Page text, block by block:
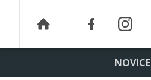
NOVICE